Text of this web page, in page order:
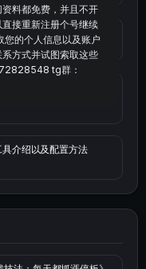
多指标共振趋势自动交
介绍以及配置方法
料都免费，并且不开
接重新注册个号继续
您的个人信息以及账户
方式并试图索取这些
tg群：